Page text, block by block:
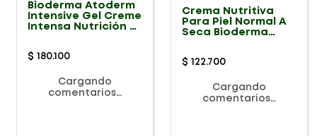
Bioderma Atoderm
Intensive Gel Creme
Intensa Nutrición X
$ 180.100
Cargando
comentarios…
Crema Nutritiva
Para Piel Normal A
Seca Bioderma
$ 122.700
Cargando
comentarios…